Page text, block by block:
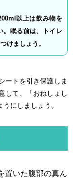
以上は飲み物を
。眠る前は、トイレ
けましょう。
ートを引き保護しま
して、「おねしょし
にしましょう。
置いた腹部の真ん